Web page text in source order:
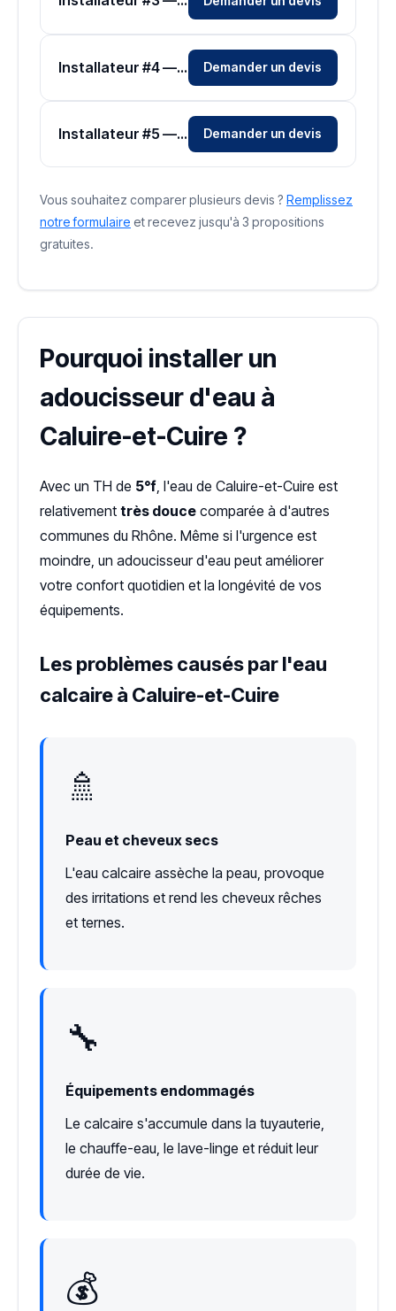
Installateur #4 — Zone Rhône Demander un devis
Installateur #5 — Zone Rhône Demander un devis
Vous souhaitez comparer plusieurs devis ? Remplissez
notre formulaire et recevez jusqu'à 3 propositions
gratuites.
Pourquoi installer un
adoucisseur d'eau à
Caluire-et-Cuire ?
Avec un TH de 5°f , l'eau de Caluire-et-Cuire est
relativement très douce comparée à d'autres
communes du Rhône. Même si l'urgence est
moindre, un adoucisseur d'eau peut améliorer
votre confort quotidien et la longévité de vos
équipements.
Les problèmes causés par l'eau
calcaire à Caluire-et-Cuire
🚿
Peau et cheveux secs
L'eau calcaire assèche la peau, provoque
des irritations et rend les cheveux rêches
et ternes.
🔧
Équipements endommagés
Le calcaire s'accumule dans la tuyauterie,
le chauffe-eau, le lave-linge et réduit leur
durée de vie.
💰